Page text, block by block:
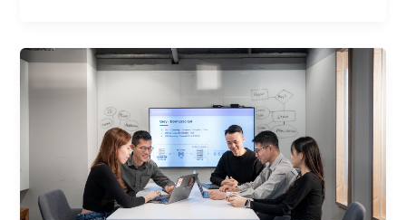
作
–